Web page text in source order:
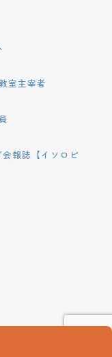
室主宰者
報誌【イソロピ